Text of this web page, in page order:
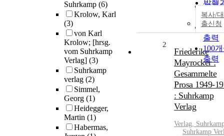
Suhrkamp (6)
Krolow, Karl
(3)
von Karl
Krolow; [hrsg.
vom Suhrkamp
Verlag] (3)
Suhrkamp
verlag (2)
Simmel,
Georg (1)
Heidegger,
Martin (1)
Habermas,
발행
관순
30개
출력
50개
출력
100
출력
복사/대
출신청
2
Friederike
Mayrocker :
Gesammelte
Prosa 1949-
: Suhrkamp
Verlag
Verlag,
Suhrkamp